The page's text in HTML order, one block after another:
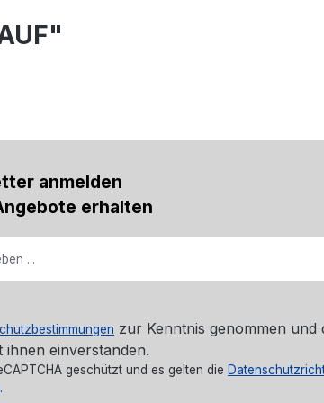
anmelden
erhalten
zur Kenntnis genommen und
ihnen einverstanden.
geschützt und es gelten die
.